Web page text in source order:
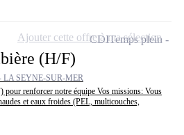
(H/F)
LA SEYNE-SUR-MER
renforcer notre équipe Vos missions: Vous
et eaux froides (PEL, multicouches,
CDITemps plein
Ajouter cette offre à ma sélection